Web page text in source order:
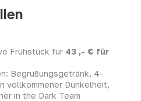
Frühstück für 43 ,- € für
Begrüßungsgetränk, 4-
vollkommener Dunkelheit,
in the Dark Team